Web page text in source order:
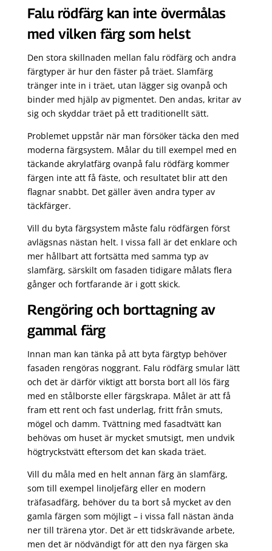
Falu rödfärg kan inte övermålas
med vilken färg som helst
Den stora skillnaden mellan falu rödfärg och andra
färgtyper är hur den fäster på träet. Slamfärg
tränger inte in i träet, utan lägger sig ovanpå och
binder med hjälp av pigmentet. Den andas, kritar av
sig och skyddar träet på ett traditionellt sätt.
Problemet uppstår när man försöker täcka den med
moderna färgsystem. Målar du till exempel med en
täckande akrylatfärg ovanpå falu rödfärg kommer
färgen inte att få fäste, och resultatet blir att den
flagnar snabbt. Det gäller även andra typer av
täckfärger.
Vill du byta färgsystem måste falu rödfärgen först
avlägsnas nästan helt. I vissa fall är det enklare och
mer hållbart att fortsätta med samma typ av
slamfärg, särskilt om fasaden tidigare målats flera
gånger och fortfarande är i gott skick.
Rengöring och borttagning av
gammal färg
Innan man kan tänka på att byta färgtyp behöver
fasaden rengöras noggrant. Falu rödfärg smular lätt
och det är därför viktigt att borsta bort all lös färg
med en stålborste eller färgskrapa. Målet är att få
fram ett rent och fast underlag, fritt från smuts,
mögel och damm. Tvättning med fasadtvätt kan
behövas om huset är mycket smutsigt, men undvik
högtryckstvätt eftersom det kan skada träet.
Vill du måla med en helt annan färg än slamfärg,
som till exempel linoljefärg eller en modern
träfasadfärg, behöver du ta bort så mycket av den
gamla färgen som möjligt – i vissa fall nästan ända
ner till trärena ytor. Det är ett tidskrävande arbete,
men det är nödvändigt för att den nya färgen ska